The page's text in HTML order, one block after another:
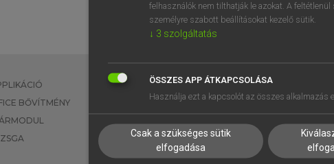
BŐVÍTMÉNY
EGYÉNI FELHASZNÁLÓKNAK
TANULÓKNAK
VÁLLALATI MEGOLDÁSOK
SÚGÓ
RÓLUNK
SÜTI BEÁLLÍTÁSOK
felhasználók nem tilthatják le azokat. A
személyre szabott beállításokat kezelő sütik.
↓ 3 szolgáltatás
ÖSSZES APP ÁTKAPCSOLÁSA
Használja ezt a kapcsolót az összes alkalmazás
Csak a szükséges sütik
elfogadása